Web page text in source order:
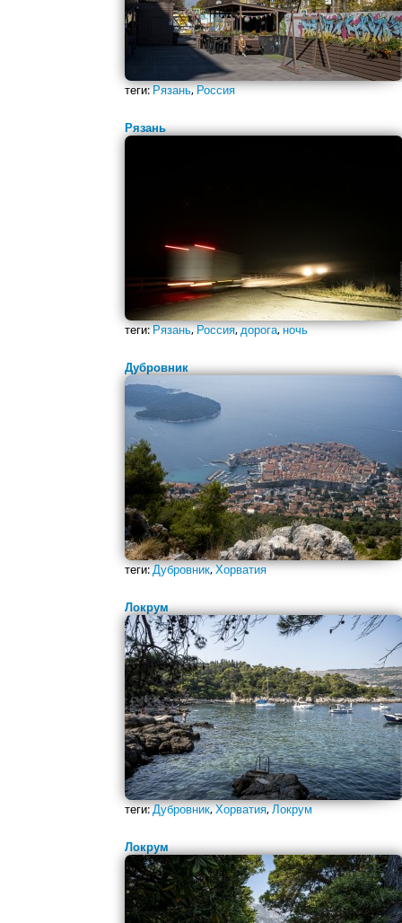
теги:Рязань,Россия
Рязань
теги:Рязань,Россия,дорога,ночь
Дубровник
теги:Дубровник,Хорватия
Локрум
теги:Дубровник,Хорватия,Локрум
Локрум